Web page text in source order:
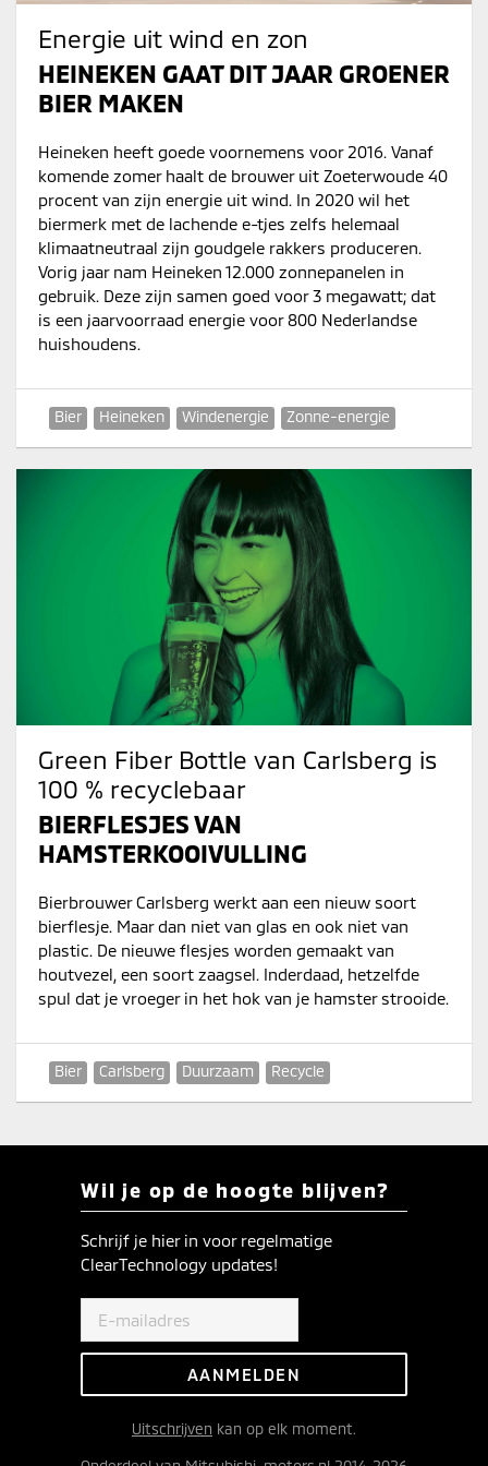
Energie uit wind en zon
HEINEKEN GAAT DIT JAAR GROENER
BIER MAKEN
Heineken heeft goede voornemens voor 2016. Vanaf
komende zomer haalt de brouwer uit Zoeterwoude 40
procent van zijn energie uit wind. In 2020 wil het
biermerk met de lachende e-tjes zelfs helemaal
klimaatneutraal zijn goudgele rakkers produceren.
Vorig jaar nam Heineken 12.000 zonnepanelen in
gebruik. Deze zijn samen goed voor 3 megawatt; dat
is een jaarvoorraad energie voor 800 Nederlandse
huishoudens.
Bier Heineken Windenergie Zonne-energie
Green Fiber Bottle van Carlsberg is
100 % recyclebaar
BIERFLESJES VAN
HAMSTERKOOIVULLING
Bierbrouwer Carlsberg werkt aan een nieuw soort
bierflesje. Maar dan niet van glas en ook niet van
plastic. De nieuwe flesjes worden gemaakt van
houtvezel, een soort zaagsel. Inderdaad, hetzelfde
spul dat je vroeger in het hok van je hamster strooide.
Bier Carlsberg Duurzaam Recycle
Wil je op de hoogte blijven?
Schrijf je hier in voor regelmatige
ClearTechnology updates!
Uitschrijven kan op elk moment.